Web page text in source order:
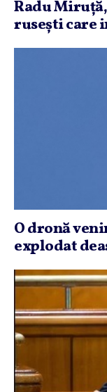
Radu
ruseşti care
O dronă
explodat